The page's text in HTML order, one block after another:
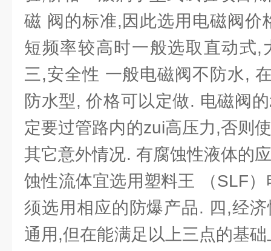
磁 阀的标准,因此选用电磁阀价
短频率较高时一般选取直动式,
三,安全性 一般电磁阀不防水,
防水型, 价格可以定做. 电磁阀
定要过管路内的zui高压力,否则
其它意外情况. 有腐蚀性液体的
蚀性流体宜选用塑料王 （SLF
须选用相应的防爆产品. 四,经
通用,但在能满足以上三点的基